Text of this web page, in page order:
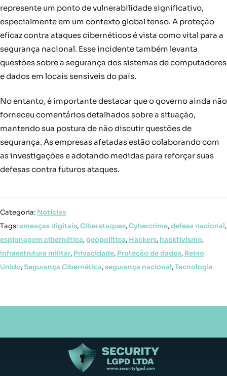
represente um ponto de vulnerabilidade significativo,
especialmente em um contexto global tenso. A proteção
eficaz contra ataques cibernéticos é vista como vital para a
segurança nacional. Esse incidente também levanta
questões sobre a segurança dos sistemas de computadores
e dados em locais sensíveis do país.
No entanto, é importante destacar que o governo ainda não
forneceu comentários detalhados sobre a situação,
mantendo sua postura de não discutir questões de
segurança. As empresas afetadas estão colaborando com
as investigações e adotando medidas para reforçar suas
defesas contra futuros ataques.
Categoria: Notícias
Tags:ameaças digitais,Ciberataques,Cybercrime,defesa nacional,
espionagem cibernética,geopolítica, Hackers, hacktivismo,
infraestrutura militar, Privacidade, Proteção de dados, Reino
Unido,Segurança Cibernética,segurança nacional,Tecnologia